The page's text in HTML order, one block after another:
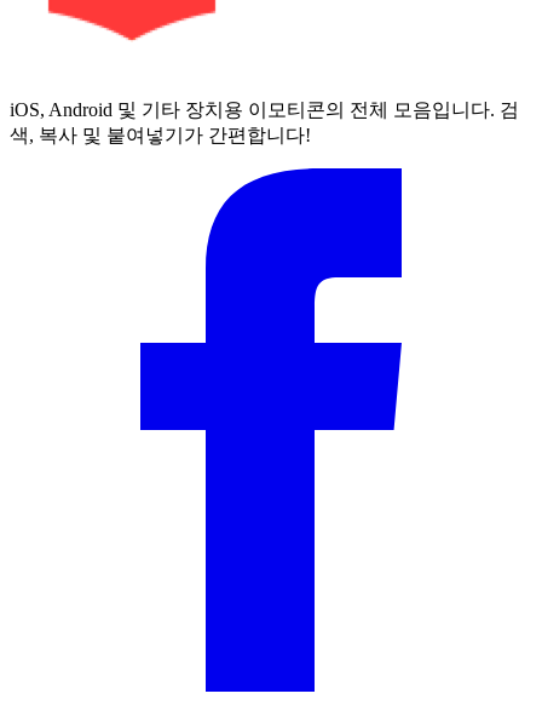
iOS, Android 및 기타 장치용 이모티콘의 전체 모음입니다. 검
색, 복사 및 붙여넣기가 간편합니다!